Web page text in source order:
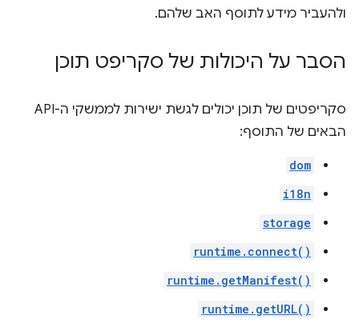
ולהעביר מידע לתוסף האב שלהם.
הסבר על היכולות של סקריפט תוכן
סקריפטים של תוכן יכולים לגשת ישירות לממשקי ה-API
הבאים של התוסף:
dom
i18n
storage
runtime.connect()
runtime.getManifest()
runtime.getURL()